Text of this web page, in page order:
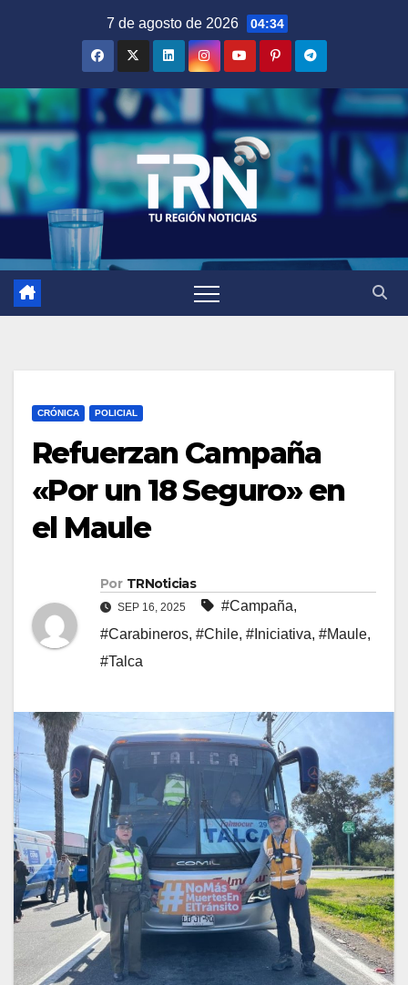
7 de agosto de 2026 04:34
CRÓNICA POLICIAL
Refuerzan Campaña
«Por un 18 Seguro» en
el Maule
Por TRNoticias
SEP 16, 2025 #Campaña,
#Carabineros, #Chile, #Iniciativa, #Maule,
#Talca